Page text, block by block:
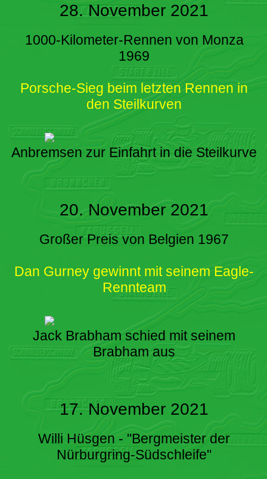
28. November 2021
1000-Kilometer-Rennen von Monza
1969
Porsche-Sieg beim letzten Rennen in
den Steilkurven
Anbremsen zur Einfahrt in die Steilkurve
20. November 2021
Großer Preis von Belgien 1967
Dan Gurney gewinnt mit seinem Eagle-
Rennteam
Jack Brabham schied mit seinem
Brabham aus
17. November 2021
Willi Hüsgen - "Bergmeister der
Nürburgring-Südschleife"